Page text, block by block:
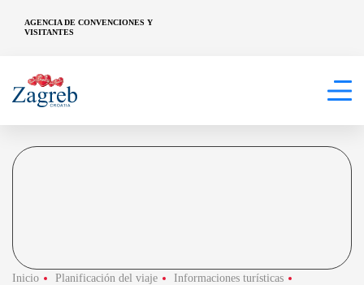
AGENCIA DE CONVENCIONES Y
VISITANTES
Inicio Planificación del viaje
Informaciones turísticas